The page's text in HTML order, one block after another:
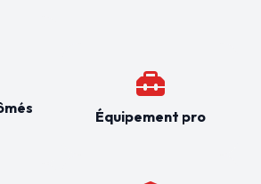
Équipement pro